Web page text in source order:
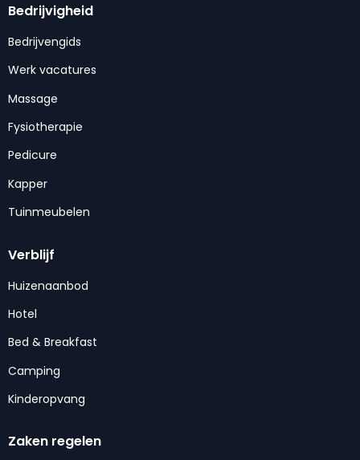
Bedrijvigheid
Bedrijvengids
Werk vacatures
Massage
Fysiotherapie
Pedicure
Kapper
Tuinmeubelen
Verblijf
Huizenaanbod
Hotel
Bed & Breakfast
Camping
Kinderopvang
Zaken regelen